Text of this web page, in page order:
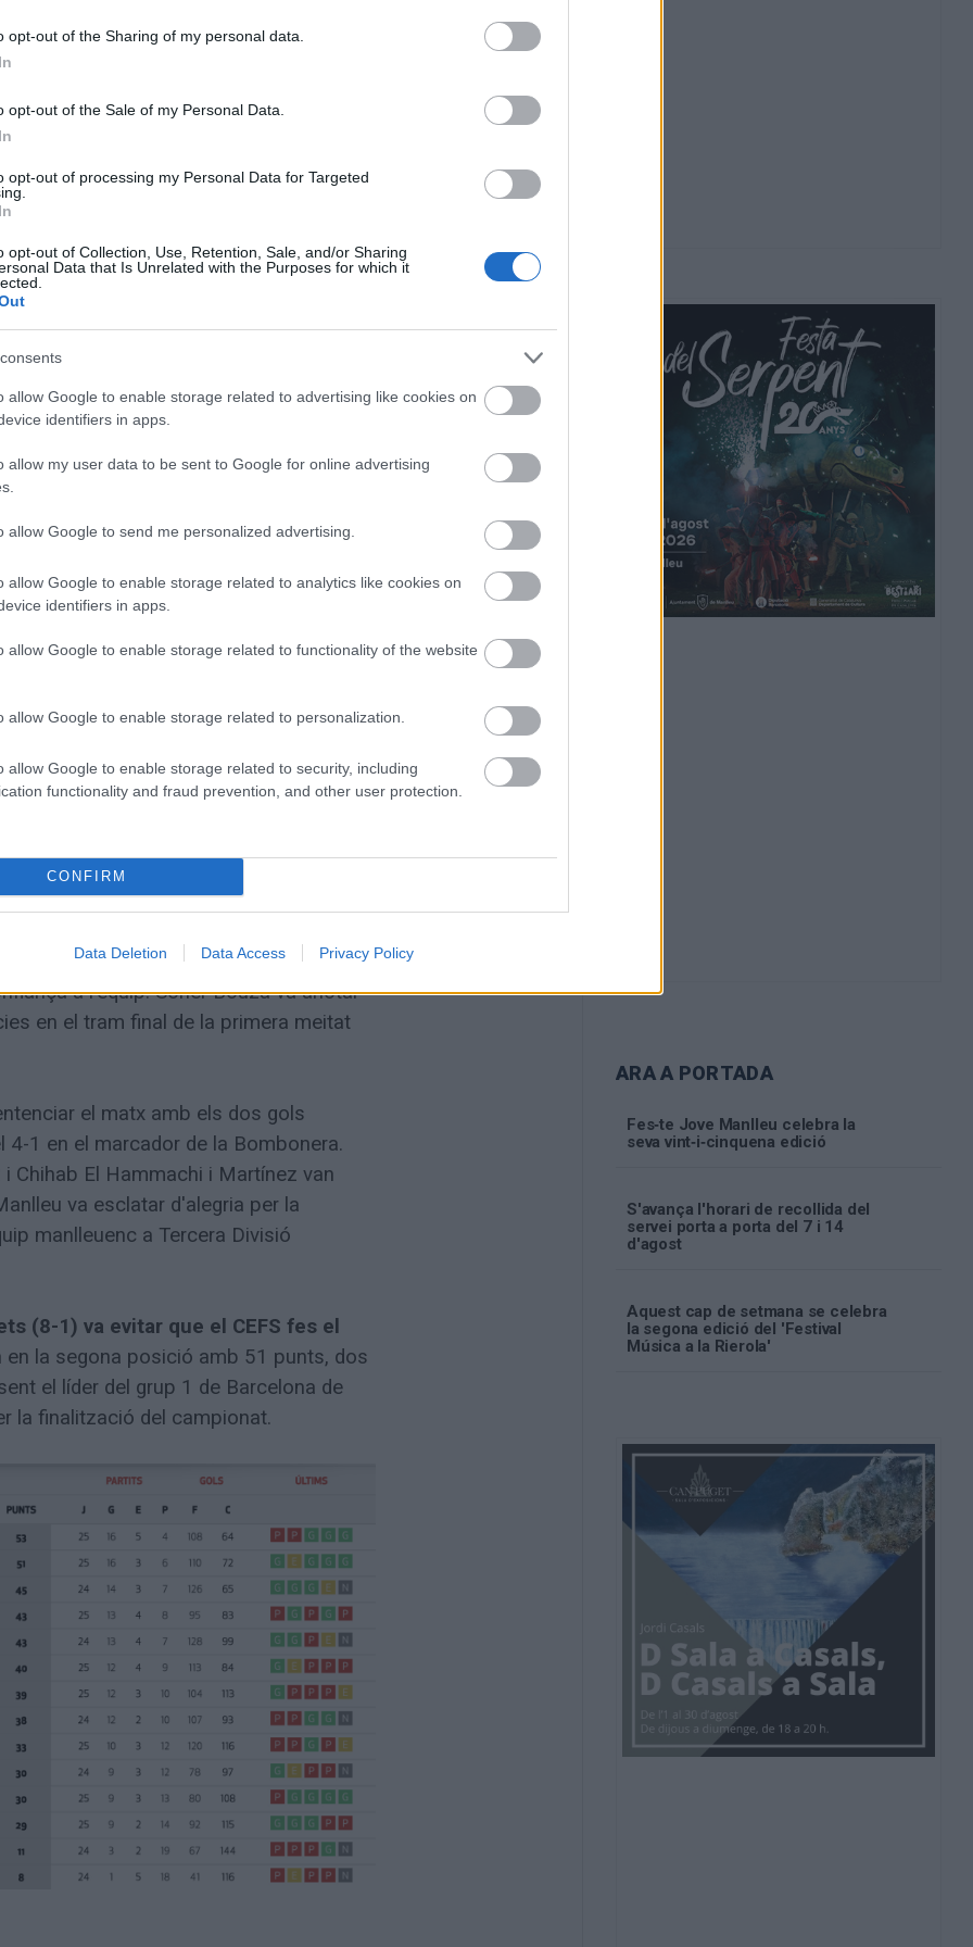
opt-out of the Sharing of my personal data.
opt-out of the Sale of my Personal Data.
opt-out of processing my Personal Data for Targeted
opt-out of Collection, Use, Retention, Sale, and/or Sharing
Data that Is Unrelated with the Purposes for which it
allow Google to enable storage related to advertising like cookies on
identifiers in apps.
allow my user data to be sent to Google for online advertising
allow Google to send me personalized advertising.
allow Google to enable storage related to analytics like cookies on
identifiers in apps.
allow Google to enable storage related to functionality of the website
allow Google to enable storage related to personalization.
allow Google to enable storage related to security, including
functionality and fraud prevention, and other user protection.
CONFIRM
Data Deletion Data Access Privacy Policy
no es va fer esperar. Tot seguit,
va capgirar el partit amb l'1-2. El
tornar a igualar el matx amb el 2-2.
descans amb l'empat, en el darrer
el 2-3. Un gol que va permetre
que no volia renunciar a extreure
un penal que Aritz Redin no va
Martín va anotar el 2-4, que
després, Barea va reduir diferències
el 3-5 definitiu. Els darrers deu
defensar el resultat, aconseguint una
per pujar. Els osonencs havien
partit contra el Mataró
davant unMataró que va donar la
Mataró
recórrer a la federació per una
del Mataró. Segons el conjunt
partit perquè va superar el nombre de
Si el recurs prosperés, el Lloret es
passaria a ser segon classificat i
el Club Patí Vilafranca
(6-2)
a l'altura de les circumstàncies i
Azhari va obrir la festa al primer
a l'equip. Soher Bouza va anotar
en el tram final de la primera meitat
el matx amb els dos gols
1 en el marcador de la Bombonera.
Chihab El Hammachi i Martínez van
va esclatar d'alegria per la
manlleuenc a Tercera Divisió
(8-1) va evitar que el CEFS fes el
en la segona posició amb 51 punts, dos
el líder del grup 1 de Barcelona de
la finalització del campionat.
ARA A PORTADA
Fes‑te Jove Manlleu celebra la
seva vint‑i‑cinquena edició
S'avança l'horari de recollida del
servei porta a porta del 7 i 14
d'agost
Aquest cap de setmana se celebra
la segona edició del 'Festival
Música a la Rierola'